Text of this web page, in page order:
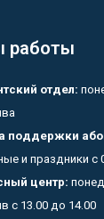
работы
отдел:
поддержки
и праздники с
центр:
с 13.00 до 14.00